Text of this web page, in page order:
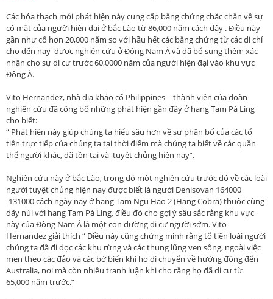
Các hóa thạch mới phát hiện này cung cấp bằng chứng chắc chắn về sự
có mặt của người hiện đại ở bắc Lào từ 86,000 năm cách đây . Điều này
gần như cổ hơn 20,000 năm so với hầu hết các bằng chứng từ các di chỉ
cho đến nay được nghiên cứu ở Đông Nam Á và đã bổ sung thêm xác
nhận cho sự di cư trước 60,0000 năm của người hiện đại vào khu vực
Đông Á.
Vito Hernandez, nhà địa khảo cổ Philippines – thành viên của đoàn
nghiên cứu đã công bố những phát hiện gần đây ở hang Tam Pà Ling
cho biết:
“ Phát hiện này giúp chúng ta hiểu sâu hơn về sự phân bố của các tổ
tiên trực tiếp của chúng ta tại thời điểm mà chúng ta biết về các quần
thể người khác, đã tồn tại và tuyệt chủng hiện nay”.
Nghiên cứu này ở bắc Lào, trong đó một nghiên cứu trước đó về các loài
người tuyệt chủng hiện nay được biết là người Denisovan 164000
-131000 cách ngày nay ở hang Tam Ngu Hao 2 (Hang Cobra) thuộc cùng
dãy núi với hang Tam Pà Ling, điều đó cho gợi ý sâu sắc rằng khu vực
này của Đông Nam Á là một con đường di cư người sớm. Vito
Hernandez giải thích “ Điều này cũng chứng minh rằng tổ tiên loài người
chúng ta đã đi dọc các khu rừng và các thung lũng ven sông, ngoài việc
men theo các đảo và các bờ biển khi họ di chuyển về hướng đông đến
Australia, nơi mà còn nhiều tranh luận khi cho rằng họ đã di cư từ
65,000 năm trước.”